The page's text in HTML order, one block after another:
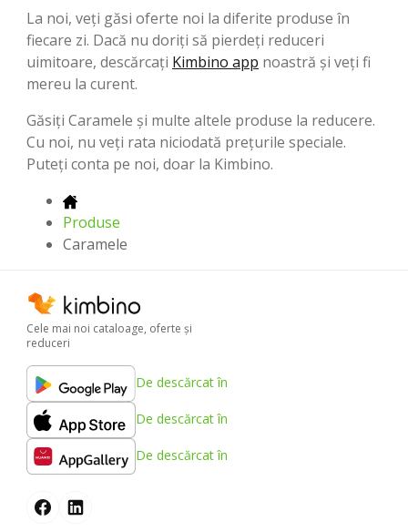
La noi, veți găsi oferte noi la diferite produse în
fiecare zi. Dacă nu doriți să pierdeți reduceri
uimitoare, descărcați Kimbino app noastră și veți fi
mereu la curent.
Găsiți Caramele și multe altele produse la reducere.
Cu noi, nu veți rata niciodată preţurile speciale.
Puteți conta pe noi, doar la Kimbino.
Produse
Caramele
Cele mai noi cataloage, oferte şi
reduceri
De descărcat în
De descărcat în
De descărcat în